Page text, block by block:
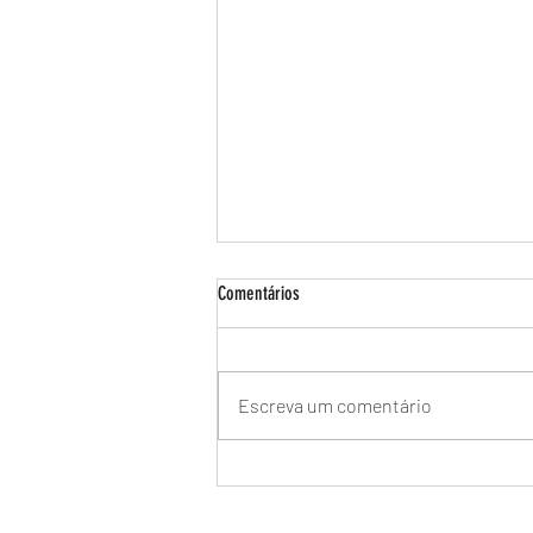
Comentários
Escreva um comentário